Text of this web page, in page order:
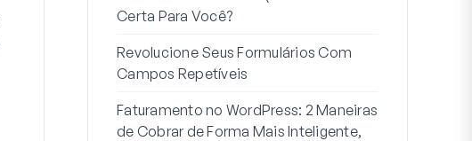
Certa Para Você?
Revolucione Seus Formulários Com
Campos Repetíveis
Faturamento no WordPress: 2 Maneiras
de Cobrar de Forma Mais Inteligente,